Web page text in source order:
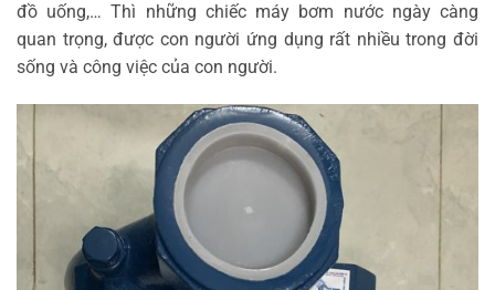
đồ uống,… Thì những chiếc máy bơm nước ngày càng
quan trọng, được con người ứng dụng rất nhiều trong đời
sống và công việc của con người.